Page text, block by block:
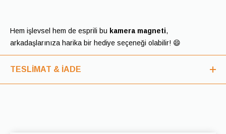
Hem işlevsel hem de esprili bu kamera magneti,
arkadaşlarınıza harika bir hediye seçeneği olabilir! 😄
TESLİMAT & İADE